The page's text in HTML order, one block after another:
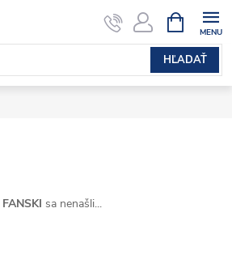
HĽADAŤ
KOŠÍK
FANSKI sa nenašli...